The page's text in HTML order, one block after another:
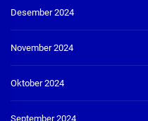
Desember 2024
November 2024
Oktober 2024
September 2024